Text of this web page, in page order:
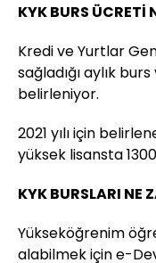
KYK BURS ÜCRETİ
Kredi ve Yurtlar
sağladığı aylık
belirleniyor.
2021 yılı için
yüksek lisansta
KYK BURSLARI NE
Yükseköğrenim
alabilmek için e-